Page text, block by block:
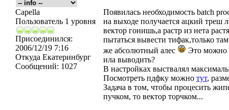
Capella
Пользователь 1 уровня
Присоединился:
2006/12/19 7:16
Откуда Екатеринбург
Сообщений: 1027
Появилась необходимость batch
на выходе получается ацкий треш
вектор гонишь,а растр из нета
пытаться вывести тифак,только
же абсолютный алес
Это можно
ила выводить?
В настройках выствалял
Посмотреть пдфку можно тут,
Задача в том, чтобы процесить
пучком, то вектор торчком...